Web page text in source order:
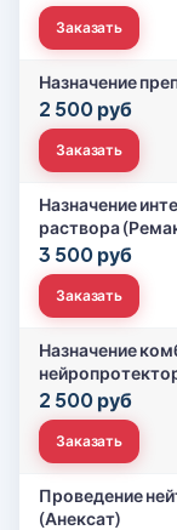
Заказать
Назначение
2 500 руб
Заказать
Назначение
раствора
3 500 руб
Заказать
Назначение
2 500 руб
Заказать
Проведение
(Анексат)